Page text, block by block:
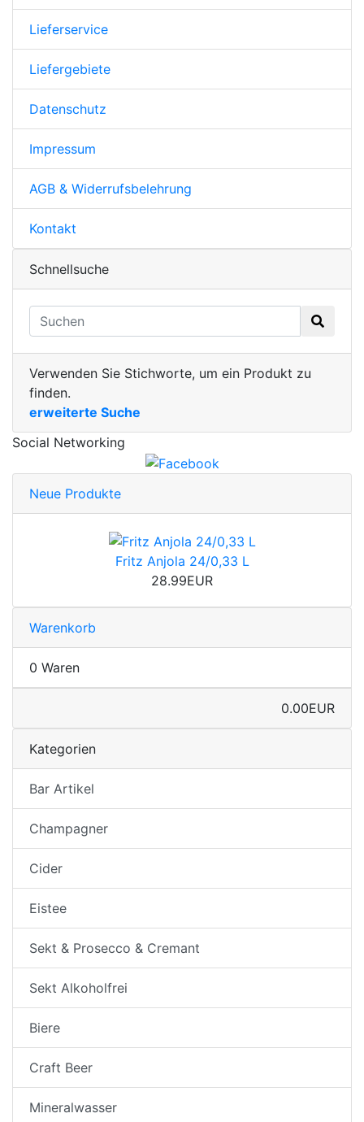
Lieferservice
Liefergebiete
Datenschutz
Impressum
AGB & Widerrufsbelehrung
Kontakt
Schnellsuche
Verwenden Sie Stichworte, um ein Produkt zu
finden.
erweiterte Suche
Social Networking
Neue Produkte
Fritz Anjola 24/0,33 L
28.99EUR
Warenkorb
0 Waren
0.00EUR
Kategorien
Bar Artikel
Champagner
Cider
Eistee
Sekt & Prosecco & Cremant
Sekt Alkoholfrei
Biere
Craft Beer
Mineralwasser